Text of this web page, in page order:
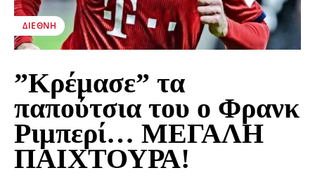
ΔΙΕΘΝΉ
”Κρέμασε” τα
παπούτσια του ο Φρανκ
Ριμπερί… ΜΕΓΑΛΗ
ΠΑΙΧΤΟΥΡΑ!